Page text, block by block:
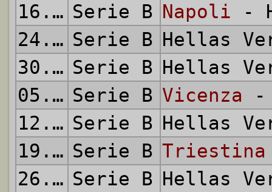
16.03.2003 Serie B Napoli -
24.03.2003 Serie B Hellas
30.03.2003 Serie B Hellas
05.04.2003 Serie B Vicenza -
12.04.2003 Serie B Hellas
19.04.2003 Serie B Triestina
26.04.2003 Serie B Hellas